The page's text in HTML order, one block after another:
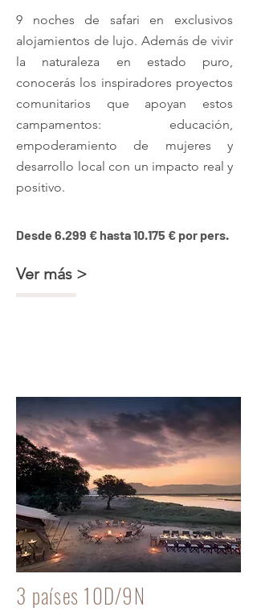
9 noches de safari en exclusivos
alojamientos de lujo. Además de vivir
la naturaleza en estado puro,
conocerás los inspiradores proyectos
comunitarios que apoyan estos
campamentos: educación,
empoderamiento de mujeres y
desarrollo local con un impacto real y
positivo.
Desde 6.299 € hasta 10.175 € por pers.
Ver más >
3 países 10D/9N